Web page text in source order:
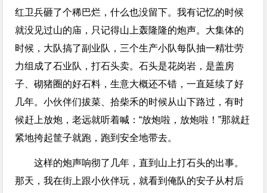
红卫兵砸了个稀巴烂，什么也没留下。我有记忆的时候
就没见过山的庙，只记得山上轰隆隆的炮声。大集体的
时候，大队搞了副业队，三个生产小队每队抽一精壮劳
力组成了石业队，打石头卖。石头是花岗岩，是盖房
子、砌猪圈的好石料，生意大概还不错，一直延续了好
几年。小伙伴们拔菜、拾柴禾的时候从山下路过，有时
候赶上放炮，老远就听着喊：“放炮啦，放炮啦！”那就赶
紧地挎起筐子就跑，跑到安全地带去。
这样的炮声响彻了几年，直到山上打石头的出事。
那天，我在街上跟小伙伴玩，就看到俺队的安子从村后